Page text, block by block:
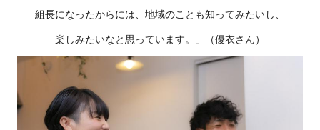
組長になったからには、地域のことも知ってみたいし、
楽しみたいなと思っています。」（優衣さん）